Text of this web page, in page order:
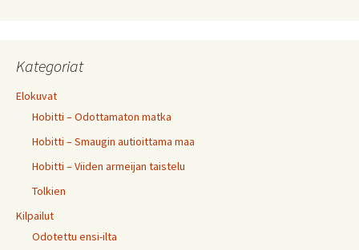
Kategoriat
Elokuvat
Hobitti – Odottamaton matka
Hobitti – Smaugin autioittama maa
Hobitti – Viiden armeijan taistelu
Tolkien
Kilpailut
Odotettu ensi-ilta